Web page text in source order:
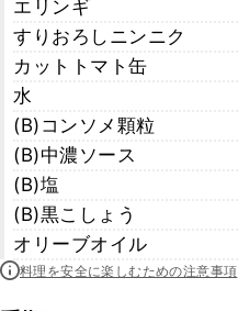
エリンギ
すりおろしニンニク
カットトマト缶
水
(B)コンソメ顆粒
(B)中濃ソース
(B)塩
(B)黒こしょう
オリーブオイル
料理を安全に楽しむための注意事項